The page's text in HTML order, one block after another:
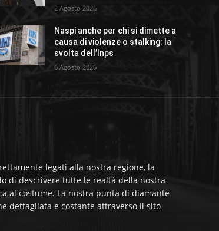
2 Agosto 2026
Naspi anche per chi si dimette a
causa di violenze o stalking: la
svolta dell’Inps
6 Agosto 2026
legati alla nostra regione, la
di descrivere tutte le realtà della nostra
al costume. La nostra punta di diamante
dettagliata e costante attraverso il sito